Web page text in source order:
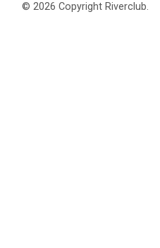
© 2026 Copyright Riverclub.